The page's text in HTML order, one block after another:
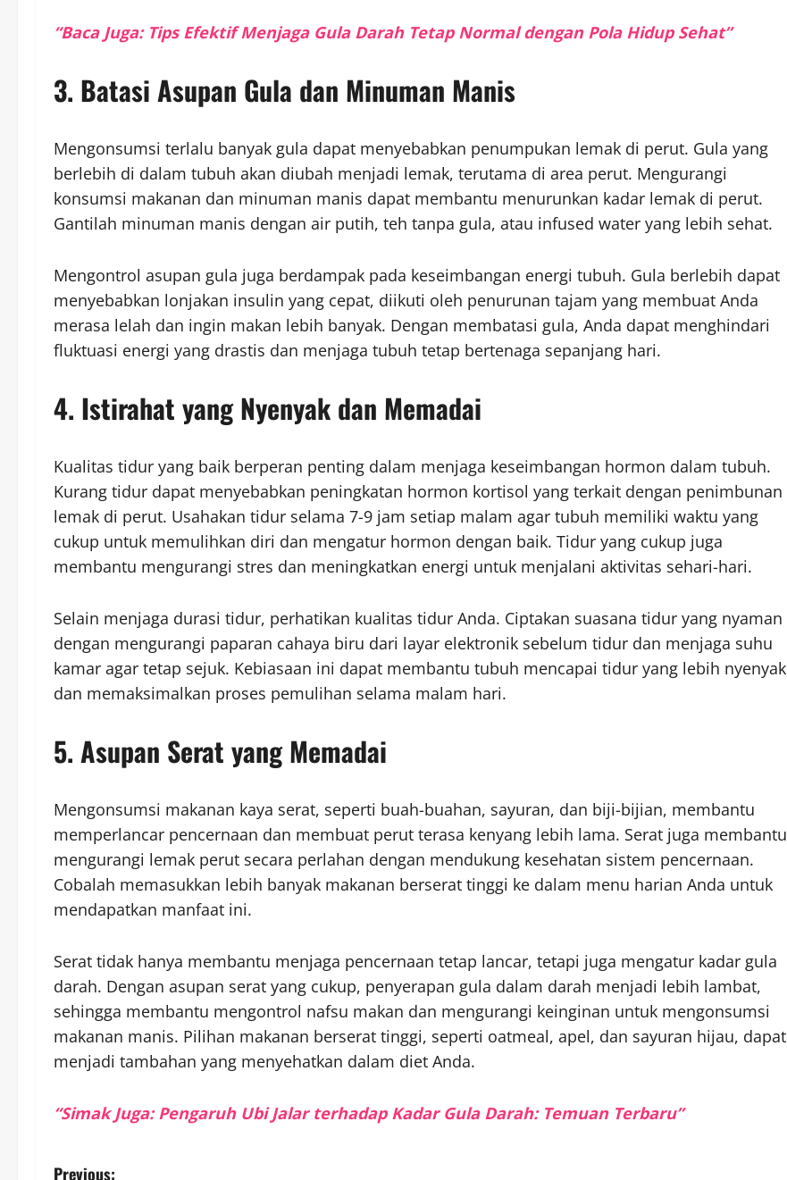
“Baca Juga: Tips Efektif Menjaga Gula Darah Tetap Normal dengan Pola Hidup Sehat”
3. Batasi Asupan Gula dan Minuman Manis
Mengonsumsi terlalu banyak gula dapat menyebabkan penumpukan lemak di perut. Gula yang
berlebih di dalam tubuh akan diubah menjadi lemak, terutama di area perut. Mengurangi
konsumsi makanan dan minuman manis dapat membantu menurunkan kadar lemak di perut.
Gantilah minuman manis dengan air putih, teh tanpa gula, atau infused water yang lebih sehat.
Mengontrol asupan gula juga berdampak pada keseimbangan energi tubuh. Gula berlebih dapat
menyebabkan lonjakan insulin yang cepat, diikuti oleh penurunan tajam yang membuat Anda
merasa lelah dan ingin makan lebih banyak. Dengan membatasi gula, Anda dapat menghindari
fluktuasi energi yang drastis dan menjaga tubuh tetap bertenaga sepanjang hari.
4. Istirahat yang Nyenyak dan Memadai
Kualitas tidur yang baik berperan penting dalam menjaga keseimbangan hormon dalam tubuh.
Kurang tidur dapat menyebabkan peningkatan hormon kortisol yang terkait dengan penimbunan
lemak di perut. Usahakan tidur selama 7-9 jam setiap malam agar tubuh memiliki waktu yang
cukup untuk memulihkan diri dan mengatur hormon dengan baik. Tidur yang cukup juga
membantu mengurangi stres dan meningkatkan energi untuk menjalani aktivitas sehari-hari.
Selain menjaga durasi tidur, perhatikan kualitas tidur Anda. Ciptakan suasana tidur yang nyaman
dengan mengurangi paparan cahaya biru dari layar elektronik sebelum tidur dan menjaga suhu
kamar agar tetap sejuk. Kebiasaan ini dapat membantu tubuh mencapai tidur yang lebih nyenyak
dan memaksimalkan proses pemulihan selama malam hari.
5. Asupan Serat yang Memadai
Mengonsumsi makanan kaya serat, seperti buah-buahan, sayuran, dan biji-bijian, membantu
memperlancar pencernaan dan membuat perut terasa kenyang lebih lama. Serat juga membantu
mengurangi lemak perut secara perlahan dengan mendukung kesehatan sistem pencernaan.
Cobalah memasukkan lebih banyak makanan berserat tinggi ke dalam menu harian Anda untuk
mendapatkan manfaat ini.
Serat tidak hanya membantu menjaga pencernaan tetap lancar, tetapi juga mengatur kadar gula
darah. Dengan asupan serat yang cukup, penyerapan gula dalam darah menjadi lebih lambat,
sehingga membantu mengontrol nafsu makan dan mengurangi keinginan untuk mengonsumsi
makanan manis. Pilihan makanan berserat tinggi, seperti oatmeal, apel, dan sayuran hijau, dapat
menjadi tambahan yang menyehatkan dalam diet Anda.
“Simak Juga: Pengaruh Ubi Jalar terhadap Kadar Gula Darah: Temuan Terbaru”
Previous: